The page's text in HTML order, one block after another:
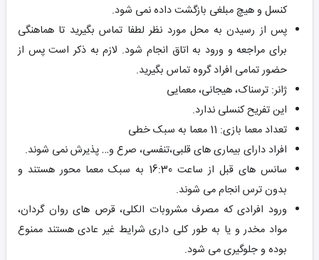
کنسل و هیچ مبلغی بازگشت داده نمی شود.
پس از رسیدن به محل مورد نظر لطفا تماس بگیرید تا هماهنگی
برای مراجعه و ورود به اتاق انجام شود. لازم به ذکر است پس از
حضور تمامی افراد گروه تماس بگیرید.
ژانر: ترسناک، هیجانی، معمایی
این تفریح کنسلی ندارد.
تعداد معما بازی: 11 معما به سبک خطی
افراد دارای بیماری های قلبی،تنفسی، صرع و… پذیرش نمی شوند.
سانس های قبل از ساعت 16:30 به سبک معما محور هستند و
بدون ترس انجام می شوند.
ورود افرادی که مصرف مشروبات الکلی، قرص های روان گردان،
مواد مخدر و یا به طور کلی داری شرایط غیر عادی هستند ممنوع
بوده و جلوگیری می شود.